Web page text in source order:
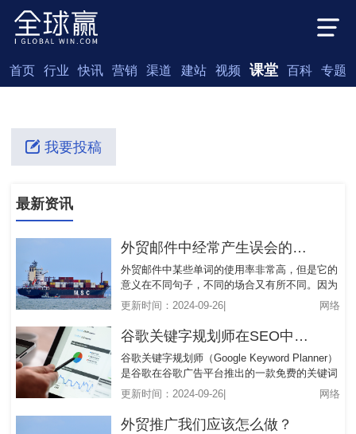
首页 行业 快讯 营销 渠道 建站 视频 课堂 百科 专题
我要投稿
最新资讯
外贸邮件中经常产生误会的词！
外贸邮件中某些单词的使用率非常高，但是它的
意义在不同句子，不同的场合又有所不同。因为
这些词的使用频率较高，而且又容易被误解其意
思，因此，作为外贸英语中的一部分，有必要把
这些词总结一下。
更新时间：2024-09-26| 网络
谷歌关键字规划师在SEO中的应用场
谷歌关键字规划师（Google Keyword Planner）
是谷歌在谷歌广告平台推出的一款免费的关键词
规划工具。通过它，我们可以知道人们在谷歌上
进行搜索时，各种搜索词的搜索量以及在这些搜
索词上投放广告的费用。
更新时间：2024-09-26| 网络
外贸推广我们应该怎么做？